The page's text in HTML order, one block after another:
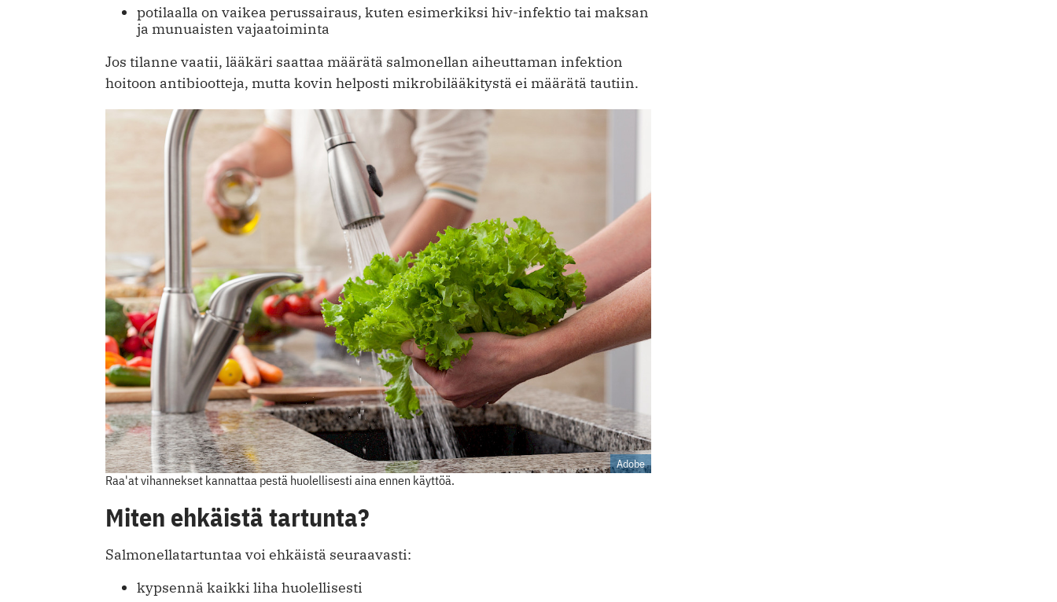
potilaalla on vaikea perussairaus, kuten esimerkiksi hiv-infektio tai maksan
ja munuaisten vajaatoiminta
Jos tilanne vaatii, lääkäri saattaa määrätä salmonellan aiheuttaman infektion
hoitoon antibiootteja, mutta kovin helposti mikrobilääkitystä ei määrätä tautiin.
Adobe
Raa'at vihannekset kannattaa pestä huolellisesti aina ennen käyttöä.
Miten ehkäistä tartunta?
Salmonellatartuntaa voi ehkäistä seuraavasti:
kypsennä kaikki liha huolellisesti